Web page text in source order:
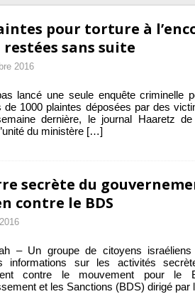
pour torture à
restées sans suite
2016
lancé une seule enquête criminelle
de 1000 plaintes déposées par des
dernière, le journal Haaretz
du ministère […]
secrète du
contre le BDS
– Un groupe de citoyens
informations sur les activités
contre le mouvement pour le
et les Sanctions (BDS) dirigé par